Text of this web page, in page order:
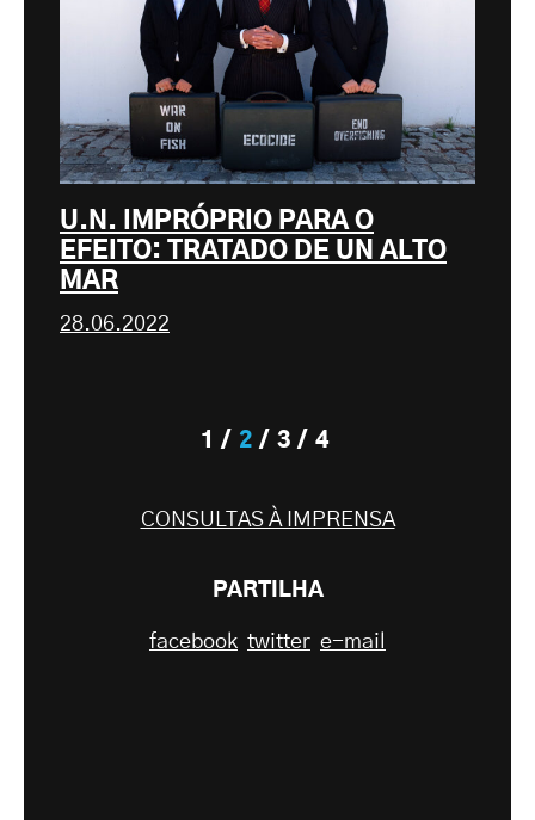
U.N. IMPRÓPRIO PARA O
EFEITO: TRATADO DE UN ALTO
MAR
28.06.2022
1 2 3 4
CONSULTAS À IMPRENSA
PARTILHA
facebook twitter e-mail